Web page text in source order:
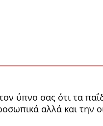
ύπνο σας ότι τα
αλλά και την